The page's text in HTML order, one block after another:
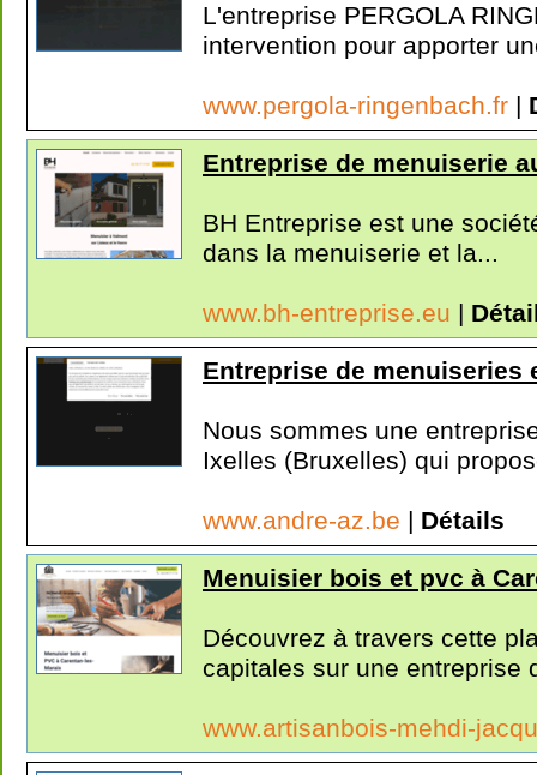
L'entreprise PERGOLA
intervention pour apporter
www.pergola-ringenbach.fr |
Entreprise de menuiserie
BH Entreprise est une
dans la menuiserie et la...
www.bh-entreprise.eu |
Entreprise de menuiseries
Nous sommes une
Ixelles (Bruxelles) qui
www.andre-az.be | Détails
Menuisier bois et pvc à
Découvrez à travers cette
capitales sur une entreprise
www.artisanbois-mehdi-